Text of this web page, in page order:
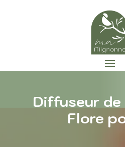
Diffuseur de
Flore